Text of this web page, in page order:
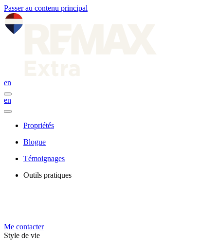
Passer au contenu principal
en
en
Propriétés
Blogue
Témoignages
Outils pratiques
Me contacter
Style de vie